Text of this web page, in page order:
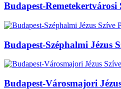
Budapest-Remetekertvárosi
Budapest-Széphalmi Jézus
Budapest-Városmajori